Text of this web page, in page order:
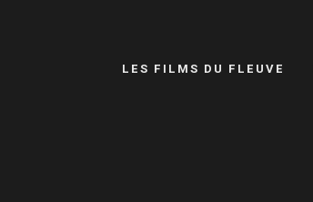
LES FILMS DU FLEUVE